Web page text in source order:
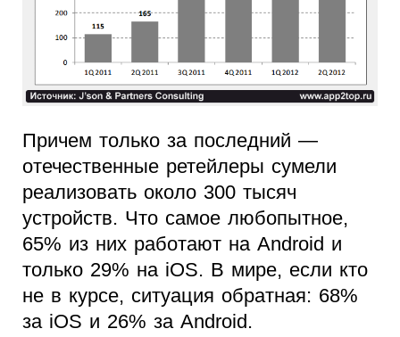
Причем только за последний —
отечественные ретейлеры сумели
реализовать около 300 тысяч
устройств. Что самое любопытное,
65% из них работают на Android и
только 29% на iOS. В мире, если кто
не в курсе, ситуация обратная: 68%
за iOS и 26% за Android.